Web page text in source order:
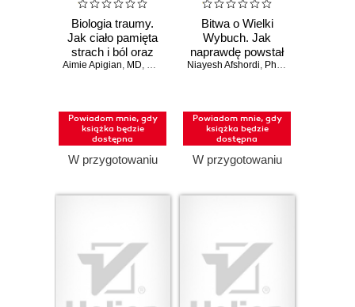
Biologia traumy.
Jak ciało pamięta
strach i ból oraz
jak przywrócić mu
Aimie Apigian, MD, Gabor Maté,MD
Powiadom mnie, gdy
książka będzie
dostępna
W przygotowaniu
Bitwa o Wielki
Wybuch. Jak
naprawdę powstał
Wszechświat
Niayesh Afshordi, Phil Halper
Powiadom mnie, gdy
książka będzie
dostępna
W przygotowaniu